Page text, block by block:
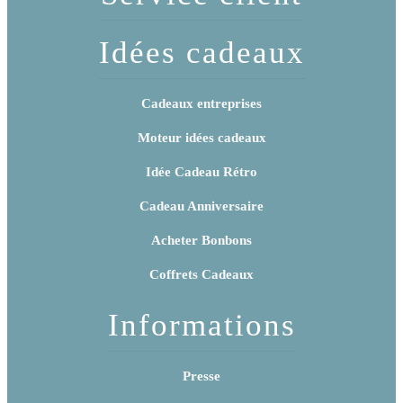
Idées cadeaux
Cadeaux entreprises
Moteur idées cadeaux
Idée Cadeau Rétro
Cadeau Anniversaire
Acheter Bonbons
Coffrets Cadeaux
Informations
Presse